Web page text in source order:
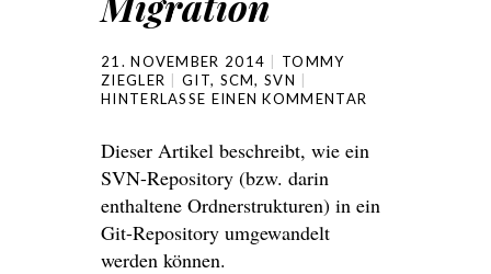
21. NOVEMBER 2014
TOMMY
ZIEGLER
GIT, SCM,SVN
HINTERLASSE EINEN KOMMENTAR
Dieser Artikel beschreibt, wie ein
SVN-Repository (bzw. darin
enthaltene Ordnerstrukturen) in ein
Git-Repository umgewandelt
werden können.